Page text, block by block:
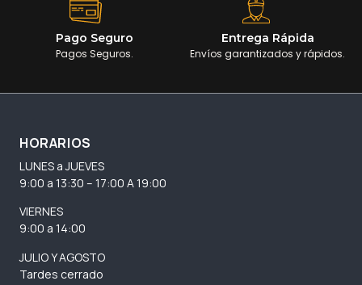
Pago Seguro
Pagos Seguros.
Entrega Rápida
Envíos garantizados y rápidos.
HORARIOS
LUNES a JUEVES
9:00 a 13:30 – 17:00 A 19:00
VIERNES
9:00 a 14:00
JULIO Y AGOSTO
Tardes cerrado